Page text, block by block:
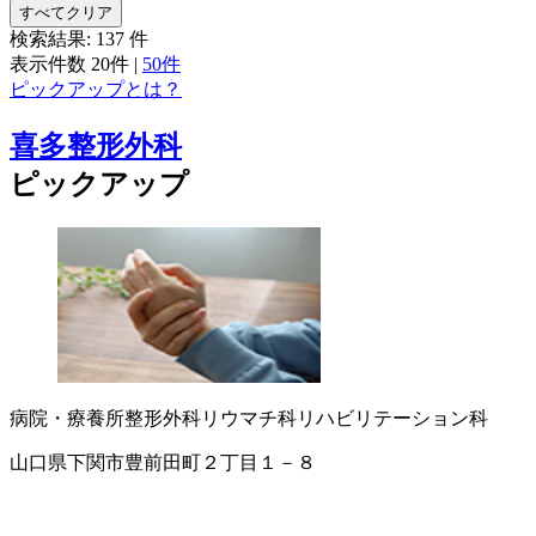
すべてクリア
検索結果: 137 件
表示件数 20件 | 50件
ピックアップとは？
喜多整形外科
ピックアップ
病院・療養所整形外科リウマチ科リハビリテーション科
山口県下関市豊前田町２丁目１－８